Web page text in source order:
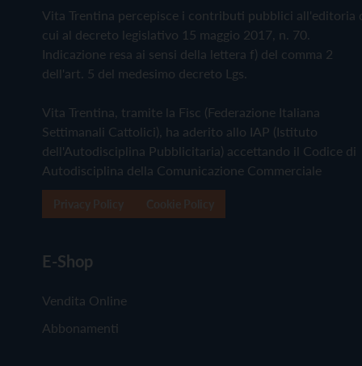
Vita Trentina percepisce i contributi pubblici all'editoria
cui al decreto legislativo 15 maggio 2017, n. 70.
Indicazione resa ai sensi della lettera f) del comma 2
dell'art. 5 del medesimo decreto Lgs.
Vita Trentina, tramite la Fisc (Federazione Italiana
Settimanali Cattolici), ha aderito allo IAP (Istituto
dell'Autodisciplina Pubblicitaria) accettando il Codice di
Autodisciplina della Comunicazione Commerciale
E-Shop
Vendita Online
Abbonamenti